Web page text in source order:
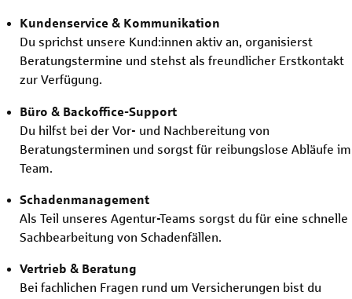
Kundenservice & Kommunikation
Du sprichst unsere Kund:innen aktiv an, organisierst
Beratungstermine und stehst als freundlicher Erstkontakt
zur Verfügung.
Büro & Backoffice-Support
Du hilfst bei der Vor- und Nachbereitung von
Beratungsterminen und sorgst für reibungslose Abläufe im
Team.
Schadenmanagement
Als Teil unseres Agentur-Teams sorgst du für eine schnelle
Sachbearbeitung von Schadenfällen.
Vertrieb & Beratung
Bei fachlichen Fragen rund um Versicherungen bist du